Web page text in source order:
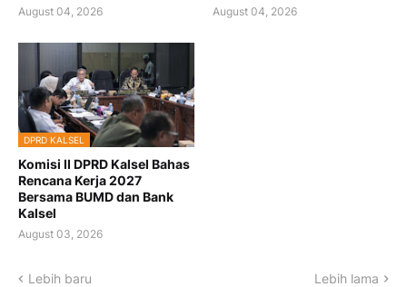
August 04, 2026 August 04, 2026
DPRD KALSEL
Komisi II DPRD Kalsel Bahas
Rencana Kerja 2027
Bersama BUMD dan Bank
Kalsel
August 03, 2026
Lebih baru Lebih lama